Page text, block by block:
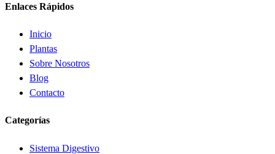
Enlaces Rápidos
Inicio
Plantas
Sobre Nosotros
Blog
Contacto
Categorías
Sistema Digestivo